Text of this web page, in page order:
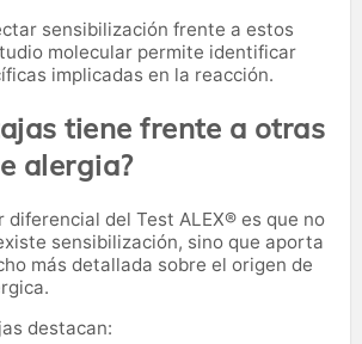
sensibilización frente a estos
molecular permite identificar
implicadas en la reacción.
tiene frente a otras
alergia?
diferencial del Test ALEX® es que no
sensibilización, sino que aporta
más detallada sobre el origen de
destacan: